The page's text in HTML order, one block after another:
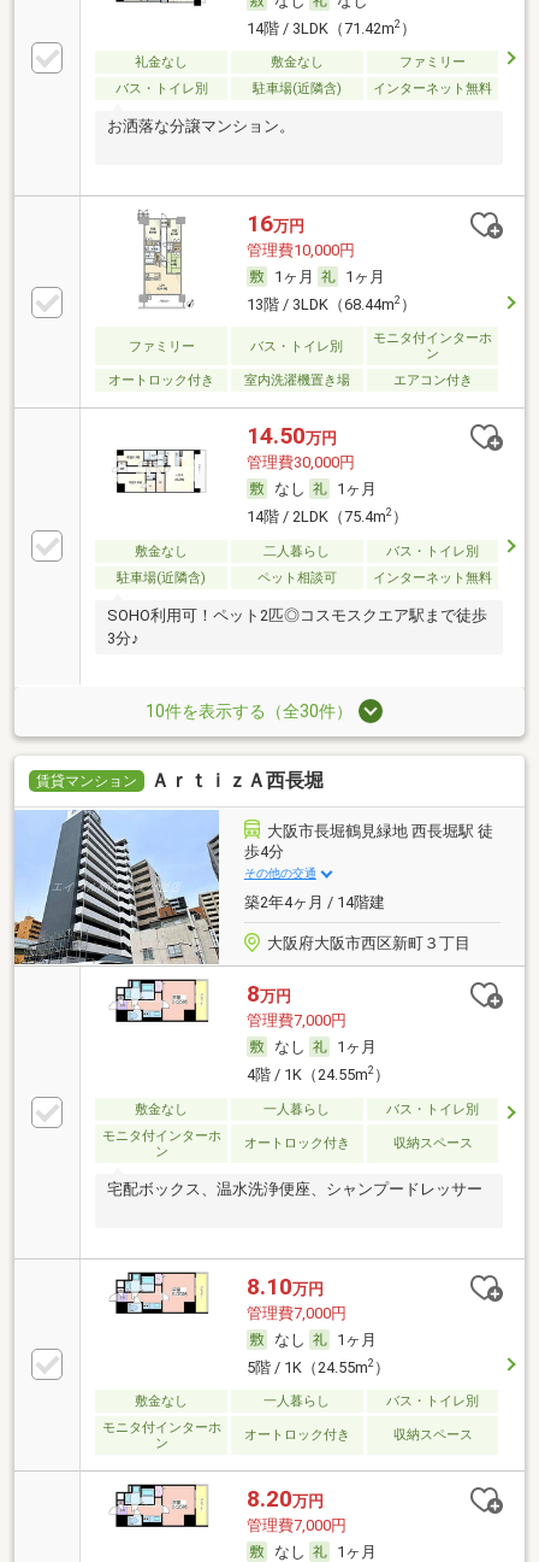
14階 / 3LDK（71.42m2）
礼金なし 敷金なし
ファミリー
バス・トイレ別
駐車場(近隣含) インターネット無料
お洒落な分譲マンション。
16万円
管理費10,000円
1ヶ月
1ヶ月
13階 / 3LDK（68.44m2）
ファミリー バス・トイレ別
モニタ付インターホ
ン
オートロック付き
室内洗濯機置き場 エアコン付き
14.50万円
管理費30,000円
なし
1ヶ月
14階 / 2LDK（75.4m2）
敷金なし 二人暮らし
バス・トイレ別
駐車場(近隣含)
ペット相談可 インターネット無料
SOHO利用可！ペット2匹◎コスモスクエア駅まで徒歩
3分♪
10件を表示する（全30件）
賃貸マンション ＡｒｔｉｚＡ西長堀
大阪市長堀鶴見緑地 西長堀駅 徒
歩4分
その他の交通
築2年4ヶ月 / 14階建
大阪府大阪市西区新町３丁目
8万円
管理費7,000円
なし
1ヶ月
4階 / 1K（24.55m2）
敷金なし 一人暮らし
バス・トイレ別
モニタ付インターホ
ン
オートロック付き 収納スペース
宅配ボックス、温水洗浄便座、シャンプードレッサー
8.10万円
管理費7,000円
なし
1ヶ月
5階 / 1K（24.55m2）
敷金なし 一人暮らし
バス・トイレ別
モニタ付インターホ
ン
オートロック付き 収納スペース
8.20万円
管理費7,000円
なし
1ヶ月